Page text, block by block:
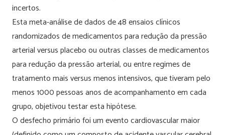
incertos.
Esta meta-análise de dados de 48 ensaios clínicos
randomizados de medicamentos para redução da pressão
arterial versus placebo ou outras classes de medicamentos
para redução da pressão arterial, ou entre regimes de
tratamento mais versus menos intensivos, que tiveram pelo
menos 1000 pessoas anos de acompanhamento em cada
grupo, objetivou testar esta hipótese.
O desfecho primário foi um evento cardiovascular maior